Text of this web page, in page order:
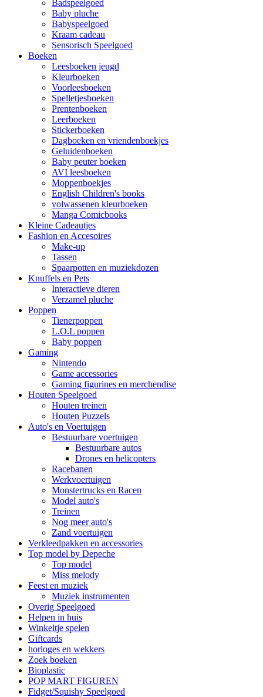
Badspeelgoed
Baby pluche
Babyspeelgoed
Kraam cadeau
Sensorisch Speelgoed
Boeken
Leesboeken jeugd
Kleurboeken
Voorleesboeken
Spelletjesboeken
Prentenboeken
Leerboeken
Stickerboeken
Dagboeken en vriendenboekjes
Geluidenboeken
Baby peuter boeken
AVI leesboeken
Moppenboekjes
English Children's books
volwassenen kleurboeken
Manga Comicbooks
Kleine Cadeautjes
Fashion en Accesoires
Make-up
Tassen
Spaarpotten en muziekdozen
Knuffels en Pets
Interactieve dieren
Verzamel pluche
Poppen
Tienerpoppen
L.O.L poppen
Baby poppen
Gaming
Nintendo
Game accessories
Gaming figurines en merchendise
Houten Speelgoed
Houten treinen
Houten Puzzels
Auto's en Voertuigen
Bestuurbare voertuigen
Bestuurbare autos
Drones en helicopters
Racebanen
Werkvoertuigen
Monstertrucks en Racen
Model auto's
Treinen
Nog meer auto's
Zand voertuigen
Verkleedpakken en accessories
Top model by Depeche
Top model
Miss melody
Feest en muziek
Muziek instrumenten
Overig Speelgoed
Helpen in huis
Winkeltje spelen
Giftcards
horloges en wekkers
Zoek boeken
Bioplastic
POP MART FIGUREN
Fidget/Squishy Speelgoed